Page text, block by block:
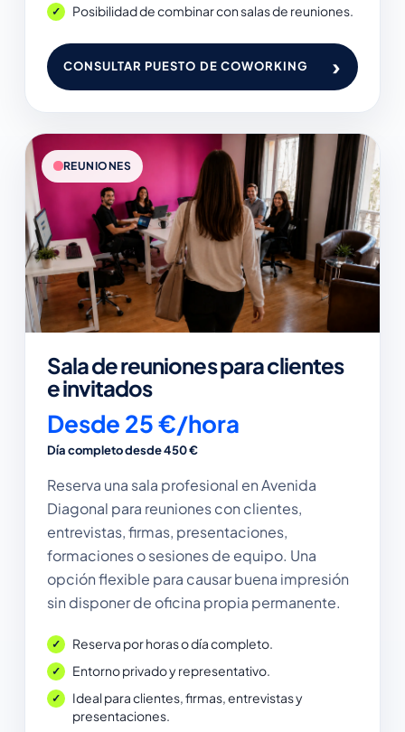
Posibilidad de combinar con salas de reuniones.
CONSULTAR PUESTO DE COWORKING ›
REUNIONES
Sala de reuniones para clientes
e invitados
Desde 25 €/hora
Día completo desde 450 €
Reserva una sala profesional en Avenida
Diagonal para reuniones con clientes,
entrevistas, firmas, presentaciones,
formaciones o sesiones de equipo. Una
opción flexible para causar buena impresión
sin disponer de oficina propia permanente.
Reserva por horas o día completo.
Entorno privado y representativo.
Ideal para clientes, firmas, entrevistas y
presentaciones.